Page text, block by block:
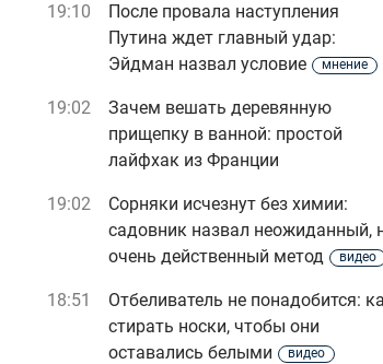
19:10
После провала наступления
Путина ждет главный удар:
Эйдман назвал условие
мнение
19:02
Зачем вешать деревянную
прищепку в ванной: простой
лайфхак из Франции
19:02
Сорняки исчезнут без химии:
садовник назвал неожиданный,
очень действенный метод
видео
18:51
Отбеливатель не понадобится:
стирать носки, чтобы они
оставались белыми
видео